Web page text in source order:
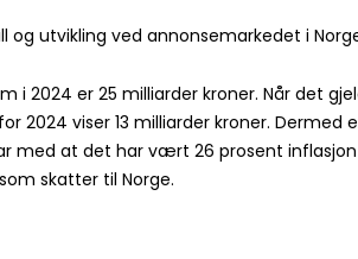
utvikling ved annonsemarkedet i
2024 er 25 milliarder kroner. Når det
2024 viser 13 milliarder kroner.
med at det har vært 26 prosent
skatter til Norge.